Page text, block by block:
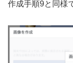
作成手順9と同様